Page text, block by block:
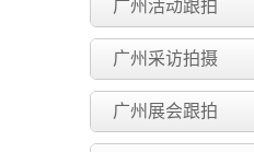
广州活动跟拍
广州采访拍摄
广州展会跟拍